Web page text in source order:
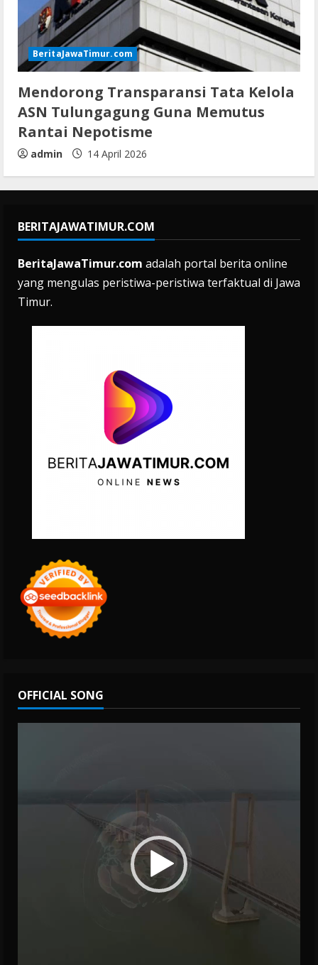
BeritaJawaTimur.com
Mendorong Transparansi Tata Kelola
ASN Tulungagung Guna Memutus
Rantai Nepotisme
admin 14 April 2026
BERITAJAWATIMUR.COM
BeritaJawaTimur.com adalah portal berita online
yang mengulas peristiwa-peristiwa terfaktual di Jawa
Timur.
OFFICIAL SONG